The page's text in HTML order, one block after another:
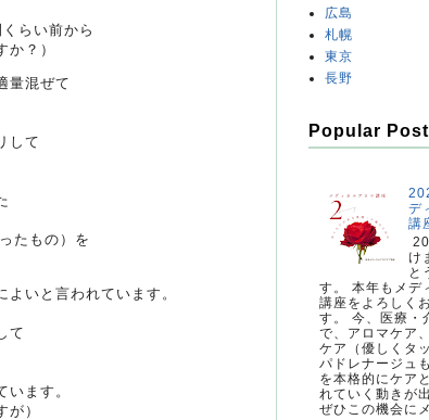
らい前から
？）
量混ぜて
して
たもの）を
いと言われています。
て
ます。
が）
広島
札幌
東京
長野
Popular
デ
講
け
と
す。 本年もメデ
講座をよろしく
す。 今、医療・
で、アロマケア
ケア（優しくタ
パドレナージュ
を本格的にケア
れていく動きが
ぜひこの機会に